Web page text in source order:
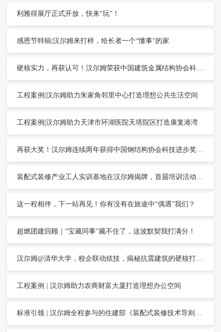
利雅得展厅正式开放，快来“玩”！
感恩节特辑|汉尔姆来打样，给长者一个“懂事”的家
硬核实力，再获认可！汉尔姆荣获中国建筑金属结构协会科学技术奖一等奖
工程案例|汉尔姆助力朱家角邻里中心打造理想公共生活空间
工程案例|汉尔姆助力天津市环湖医院天塔院区打造康复港湾
再获大奖！汉尔姆连续两年获得中国钢结构协会科技进步奖特等奖
装配式装修产业工人实训基地在汉尔姆揭牌，首届培训活动圆满成功
这一程相伴，下一站再见！你有没有在旅途中“偶遇”我们？
超燃团建回顾｜“宝藏同事”藏不住了，这波默契我打满分！
汉尔姆@清华大学，校企联动炫技，揭秘抗震建筑的硬核打开方式！
工程案例 | 汉尔姆助力农商财富大厦打造理想办公空间
标准引领 | 汉尔姆全程参与的住建部《装配式装修技术导则》即将发布